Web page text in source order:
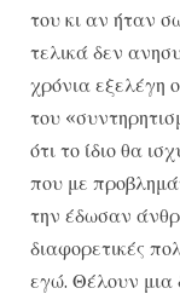
του κι αν ήταν
τελικά δεν
χρόνια εξελέγη
του
ότι το ίδιο θα
που με
την έδωσαν
διαφορετικές
εγώ. Θέλουν μια